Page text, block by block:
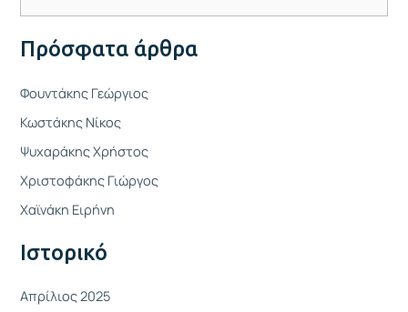
ν
α
ή
τ
η
σ
η
ι
Πρόσφατα άρθρα
Φουντάκης Γεώργιος
Κωστάκης Νίκος
Ψυχαράκης Χρήστος
Χριστοφάκης Γιώργος
Χαϊνάκη Ειρήνη
Ιστορικό
Απρίλιος 2025